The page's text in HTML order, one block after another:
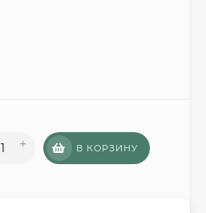
+ В КОРЗИНУ